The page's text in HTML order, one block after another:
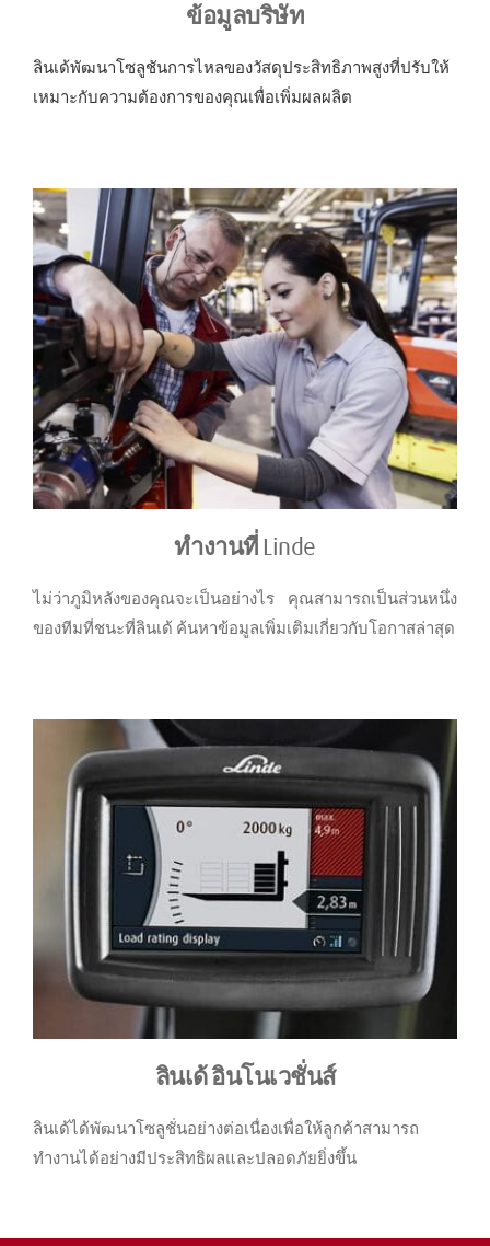
ข้อมูลบริษัท
ลินเด้พัฒนาโซลูชันการไหลของวัสดุประสิทธิภาพสูงที่ปรับให้
เหมาะกับความต้องการของคุณเพื่อเพิ่มผลผลิต
ทำงานที่ Linde
ไม่ว่าภูมิหลังของคุณจะเป็นอย่างไร คุณสามารถเป็นส่วนหนึ่ง
ของทีมที่ชนะที่ลินเด้ ค้นหาข้อมูลเพิ่มเติมเกี่ยวกับโอกาสล่าสุด
ลินเด้ อินโนเวชั่นส์
ลินเด้ได้พัฒนาโซลูชั่นอย่างต่อเนื่องเพื่อให้ลูกค้าสามารถ
ทำงานได้อย่างมีประสิทธิผลและปลอดภัยยิ่งขึ้น